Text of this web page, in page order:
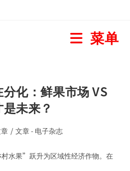
菜单
化：鲜果市场 VS
未来？
/ 文章 - 电子杂志
水果”跃升为区域性经济作物。在